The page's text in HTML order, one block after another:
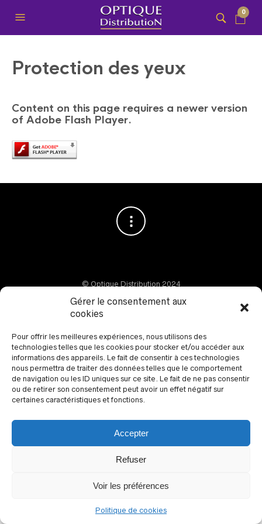
Gérer le consentement aux
cookies
Pour offrir les meilleures expériences, nous utilisons des
technologies telles que les cookies pour stocker et/ou accéder aux
informations des appareils. Le fait de consentir à ces technologies
nous permettra de traiter des données telles que le comportement
de navigation ou les ID uniques sur ce site. Le fait de ne pas consentir
ou de retirer son consentement peut avoir un effet négatif sur
certaines caractéristiques et fonctions.
Accepter
Refuser
Voir les préférences
Politique de cookies
0
Protection des yeux
Content on this page requires a newer version
of Adobe Flash Player.
© Optique Distribution 2024